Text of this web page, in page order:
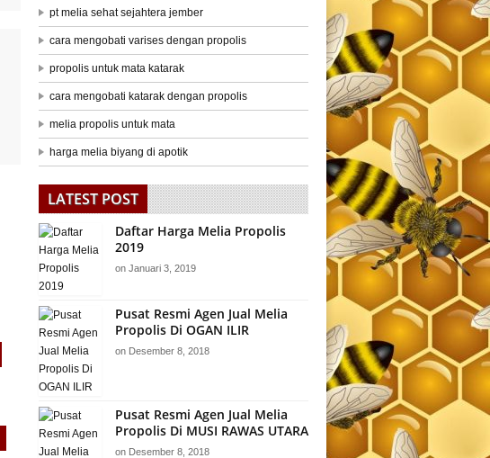
pt melia sehat sejahtera jember
cara mengobati varises dengan propolis
propolis untuk mata katarak
cara mengobati katarak dengan propolis
melia propolis untuk mata
harga melia biyang di apotik
LATEST POST
Daftar Harga Melia Propolis
2019
on Januari 3, 2019
Pusat Resmi Agen Jual Melia
Propolis Di OGAN ILIR
on Desember 8, 2018
Pusat Resmi Agen Jual Melia
Propolis Di MUSI RAWAS UTARA
on Desember 8, 2018